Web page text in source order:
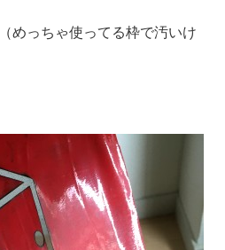
めっちゃ使ってる枠で汚いけ